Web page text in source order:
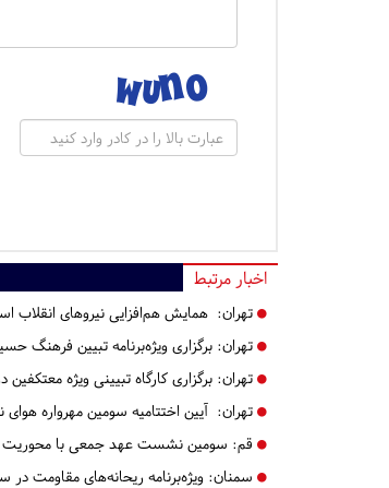
اخبار مرتبط
تهران: همایش هم‌افزایی نیروهای انقلاب
تهران: برگزاری ویژه‌برنامه تبیین فرهنگ
تهران: برگزاری کارگاه تبیینی ویژه معتکفین
تهران: آیین اختتامیه سومین مهرواره هوای
قم: سومین نشست عهد جمعی با محوریت
سمنان: ویژه‌برنامه ریحانه‌های مقاومت در